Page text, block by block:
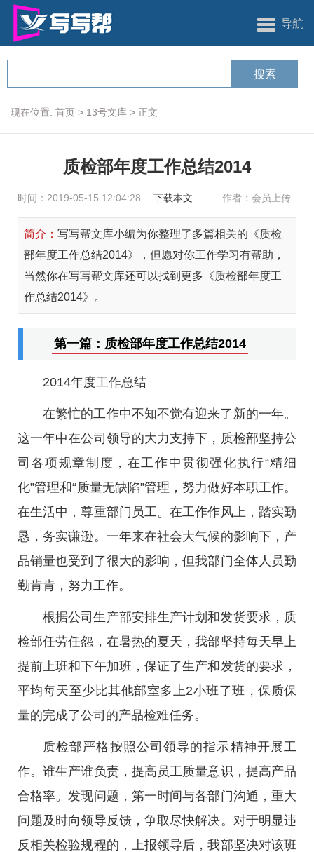
导航
现在位置: 首页 > 13号文库 > 正文
质检部年度工作总结2014
时间：2019-05-15 12:04:28 下载本文 作者：会员上传
简介： 写写帮文库小编为你整理了多篇相关的《质检
部年度工作总结2014》，但愿对你工作学习有帮助，
当然你在写写帮文库还可以找到更多《质检部年度工
作总结2014》。
第一篇：质检部年度工作总结2014
2014年度工作总结
在繁忙的工作中不知不觉有迎来了新的一年。
这一年中在公司领导的大力支持下，质检部坚持公
司各项规章制度，在工作中贯彻强化执行“精细
化”管理和“质量无缺陷”管理，努力做好本职工作。
在生活中，尊重部门员工。在工作作风上，踏实勤
恳，务实谦逊。一年来在社会大气候的影响下，产
品销量也受到了很大的影响，但我部门全体人员勤
勤肯肯，努力工作。
根据公司生产部安排生产计划和发货要求，质
检部任劳任怨，在暑热的夏天，我部坚持每天早上
提前上班和下午加班，保证了生产和发货的要求，
平均每天至少比其他部室多上2小班了班，保质保
量的完成了公司的产品检难任务。
质检部严格按照公司领导的指示精神开展工
作。谁生产谁负责，提高员工质量意识，提高产品
合格率。发现问题，第一时间与各部门沟通，重大
问题及时向领导反馈，争取尽快解决。对于明显违
反相关检验规程的，上报领导后，我部坚决对该班